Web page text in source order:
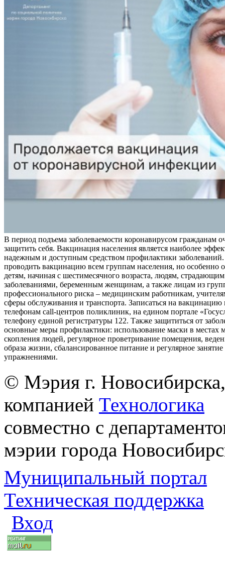
В период подъема заболеваемости коронавирусом гражданам
защитить себя. Вакцинация населения является наиболее
надежным и доступным средством профилактики заболеваний.
проводить вакцинацию всем группам населения, но особенно
детям, начиная с шестимесячного возраста, людям,
заболеваниями, беременным женщинам, а также лицам из
профессионального риска – медицинским работникам,
сферы обслуживания и транспорта. Записаться на
телефонам call-центров поликлиник, на едином портале
телефону единой регистратуры 122. Также защититься от
основные меры профилактики: использование маски в местах
скопления людей, регулярное проветривание помещения,
образа жизни, сбалансированное питание и регулярное
упражнениями.
© Мэрия г.
компанией Технологика
совместно с
мэрии города
Муниципальный портал
Техническая поддержка
Вход